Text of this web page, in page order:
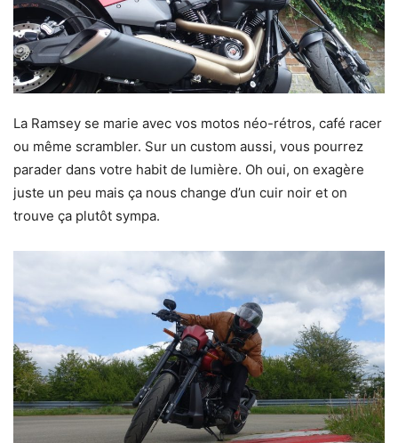
La Ramsey se marie avec vos motos néo-rétros, café racer
ou même scrambler. Sur un custom aussi, vous pourrez
parader dans votre habit de lumière. Oh oui, on exagère
juste un peu mais ça nous change d’un cuir noir et on
trouve ça plutôt sympa.